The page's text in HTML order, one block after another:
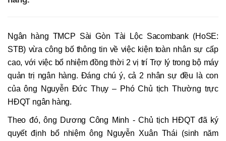
Ngân hàng TMCP Sài Gòn Tài Lộc Sacombank (HoSE:
STB) vừa công bố thông tin về việc kiện toàn nhân sự cấp
cao, với việc bổ nhiệm đồng thời 2 vị trí Trợ lý trong bộ máy
quản trị ngân hàng. Đáng chú ý, cả 2 nhân sự đều là con
của ông Nguyễn Đức Thụy – Phó Chủ tịch Thường trực
HĐQT ngân hàng.
Theo đó, ông Dương Công Minh - Chủ tịch HĐQT đã ký
quyết định bổ nhiệm ông Nguyễn Xuân Thái (sinh năm